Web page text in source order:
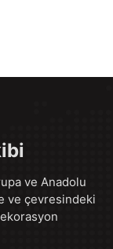
ve Anadolu
ve çevresindeki